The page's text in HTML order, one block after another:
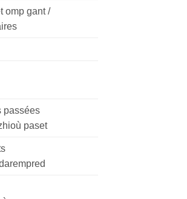
omp gant /
passées
paset